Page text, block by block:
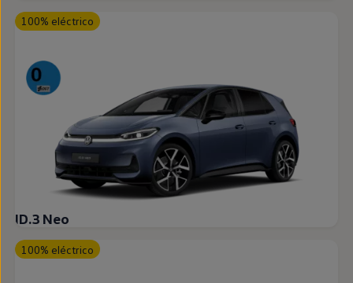
100% eléctrico
ID.3 Neo
100% eléctrico